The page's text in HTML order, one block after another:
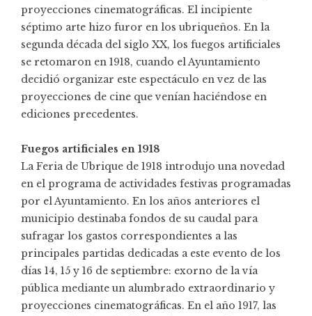
proyecciones cinematográficas. El incipiente
séptimo arte hizo furor en los ubriqueños. En la
segunda década del siglo XX, los fuegos artificiales
se retomaron en 1918, cuando el Ayuntamiento
decidió organizar este espectáculo en vez de las
proyecciones de cine que venían haciéndose en
ediciones precedentes.
Fuegos artificiales en 1918
La Feria de Ubrique de 1918 introdujo una novedad
en el programa de actividades festivas programadas
por el Ayuntamiento. En los años anteriores el
municipio destinaba fondos de su caudal para
sufragar los gastos correspondientes a las
principales partidas dedicadas a este evento de los
días 14, 15 y 16 de septiembre: exorno de la vía
pública mediante un alumbrado extraordinario y
proyecciones cinematográficas. En el año 1917, las